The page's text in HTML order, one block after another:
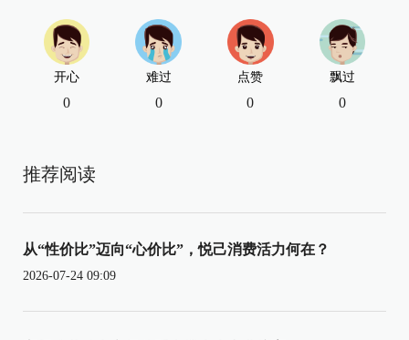
开心
0
难过
0
点赞
0
飘过
0
推荐阅读
从“性价比”迈向“心价比”，悦己消费活力何在？
2026-07-24 09:09